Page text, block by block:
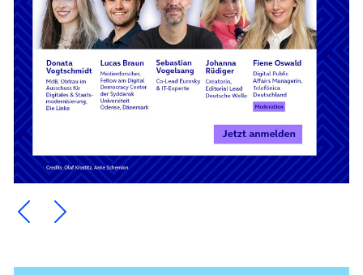
Ein Element zurück blättern
Ein Element weiter blättern